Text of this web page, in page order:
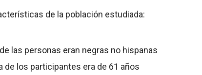
de la población estudiada:
las personas eran negras no hispanas
de los participantes era de 61 años